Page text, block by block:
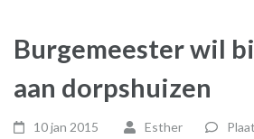
Burgemeester wil
aan dorpshuizen
10 jan 2015 Esther